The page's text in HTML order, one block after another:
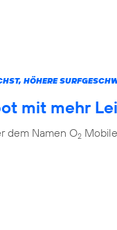
HÖHERE
mit mehr
dem Namen O2